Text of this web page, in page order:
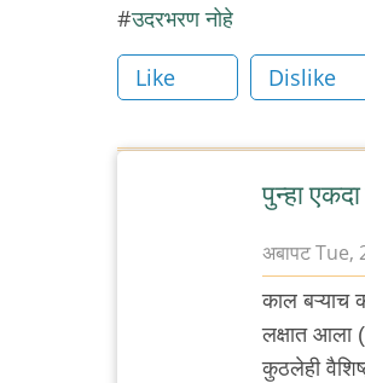
उदरभरण नोहे
Like Dislike
पुन्हा
अबापटTue,
काल बऱ्याच
लक्षात आला (
कुठलेही